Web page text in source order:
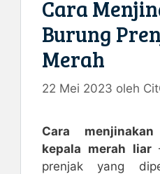
Cara
Burung
Merah
22 Mei 2023 oleh
Cara
kepala merah liar
prenjak yang